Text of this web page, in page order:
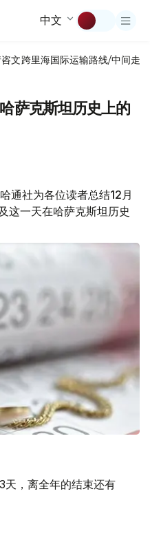
中文
文跨里海国际运输路线/中间走廊
萨克斯坦历史上的
通社为各位读者总结12月
这一天在哈萨克斯坦历史
天，离全年的结束还有